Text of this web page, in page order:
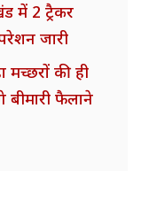
में 2 ट्रैकर
जारी
मच्छरों की ही
फैलाने